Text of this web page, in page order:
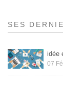
SES
idée
07